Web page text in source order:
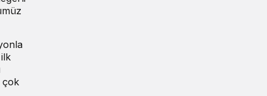
çok